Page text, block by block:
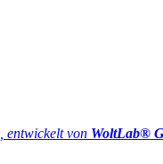
, entwickelt von WoltLab®